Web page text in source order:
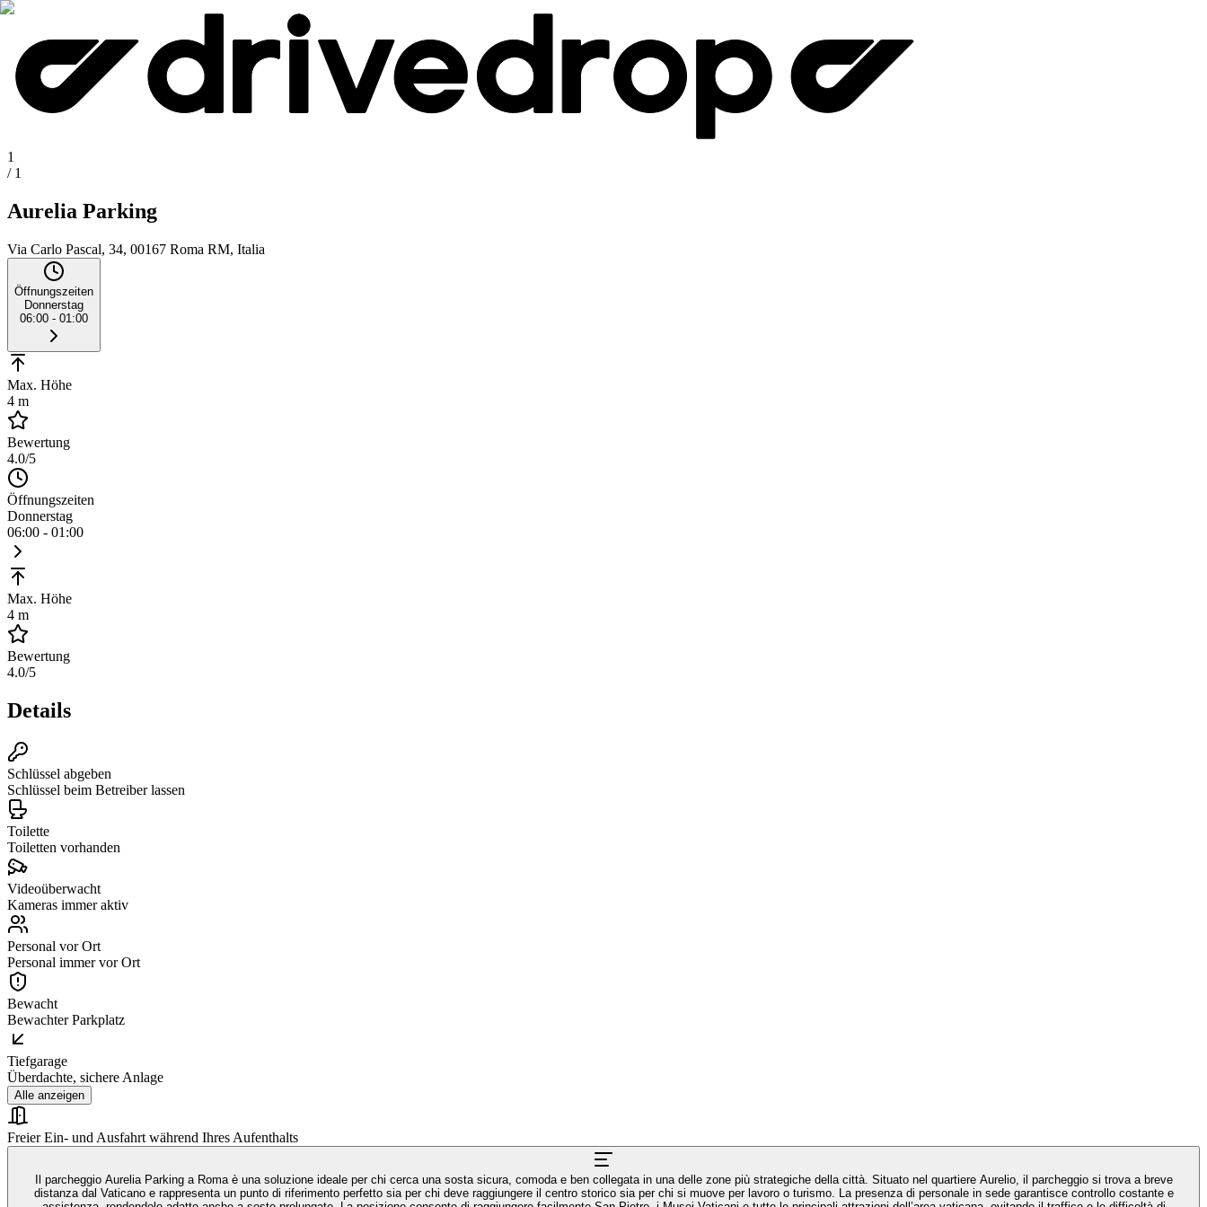
1
/ 1
Aurelia Parking
Via Carlo Pascal, 34, 00167 Roma RM, Italia
Öffnungszeiten
Donnerstag
06:00 - 01:00
Max. Höhe
4 m
Bewertung
4.0/5
Öffnungszeiten
Donnerstag
06:00 - 01:00
Max. Höhe
4 m
Bewertung
4.0/5
Details
Schlüssel abgeben
Schlüssel beim Betreiber lassen
Toilette
Toiletten vorhanden
Videoüberwacht
Kameras immer aktiv
Personal vor Ort
Personal immer vor Ort
Bewacht
Bewachter Parkplatz
Tiefgarage
Überdachte, sichere Anlage
Alle anzeigen
Freier Ein- und Ausfahrt während Ihres Aufenthalts
Il parcheggio Aurelia Parking a Roma è una soluzione ideale per chi cerca una sosta sicura, comoda e ben collegata in una delle zone più strategiche della città. Situato nel quartiere Aurelio, il parcheggio si trova a breve
distanza dal Vaticano e rappresenta un punto di riferimento perfetto sia per chi deve raggiungere il centro storico sia per chi si muove per lavoro o turismo. La presenza di personale in sede garantisce controllo costante e